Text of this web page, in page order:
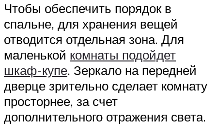
Чтобы обеспечить порядок в
спальне, для хранения вещей
отводится отдельная зона. Для
маленькой комнаты подойдет
шкаф-купе. Зеркало на передней
дверце зрительно сделает комнату
просторнее, за счет
дополнительного отражения света.